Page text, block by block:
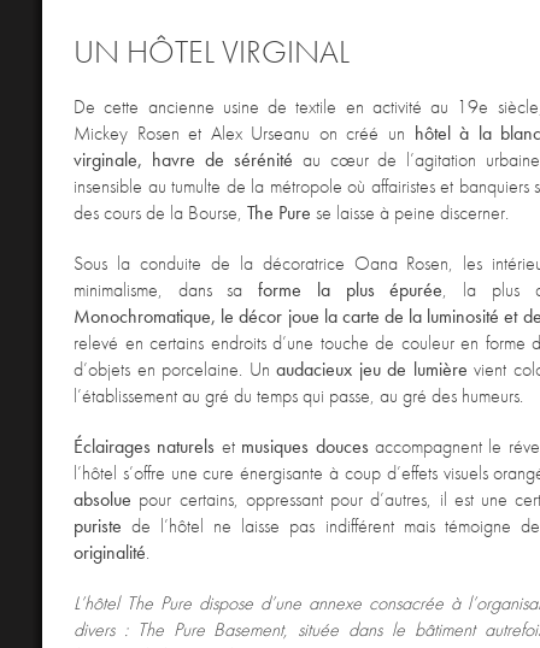
UN HÔTEL VIRGINAL
De cette ancienne usine de textile en activité au 19e
Mickey Rosen et Alex Urseanu on créé un hôtel à la
virginale, havre de sérénité au cœur de l’agitation
insensible au tumulte de la métropole où affairistes et banquiers
des cours de la Bourse, The Pure se laisse à peine discerner.
Sous la conduite de la décoratrice Oana Rosen, les
minimalisme, dans saforme la plus épurée, la plus
Monochromatique, le décor joue la carte de la luminosité et
relevé en certains endroits d’une touche de couleur en forme
d’objets en porcelaine. Un audacieux jeu de lumière vient
l’établissement au gré du temps qui passe, au gré des humeurs.
Éclairages naturels et musiques douces accompagnent le
l’hôtel s’offre une cure énergisante à coup d’effets visuels
absolue pour certains, oppressant pour d’autres, il est une
puriste de l’hôtel ne laisse pas indifférent mais témoigne
originalité.
L’hôtel The Pure dispose d’une annexe consacrée à
divers : The Pure Basement, située dans le bâtiment